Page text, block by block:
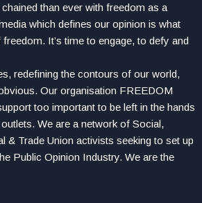
than ever with freedom as a
which defines our opinion is what
It’s time to engage, to defy and
redefining the contours of our world,
Our organisation FREEDOM
too important to be left in the hands
We are a network of Social,
& Trade Union activists seeking to set up
Public Opinion Industry. We are the